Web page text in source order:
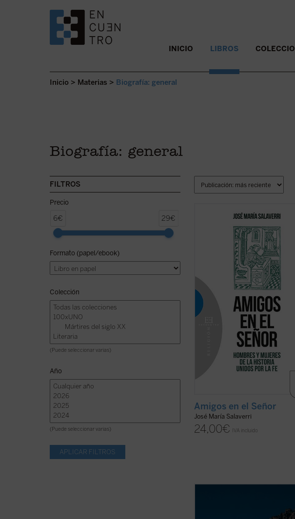
SALTAR AL CONTENIDO. INICIO LIBROS
Inicio > Materias > Biografía: general
Biografía: general
FILTROS
Precio
6€ 29€
Formato (papel/ebook)
Colección
(Puede seleccionar varias)
Año
(Puede seleccionar varias)
La experiencia de amistad,
profundamente arraigada en el ser
humano, quedó circunscrita en la
antigüedad a la relación entre
apenas se mencionan --y siempre
sospecha--amistades entre
relaciones de amistad intersexual
Amigos en el Señor
José María Salaverri
24,00€ IVA incluido
Abelardo de Armas es un
formadores. Discípulo aventajado
Morales, enriqueció el ya de por